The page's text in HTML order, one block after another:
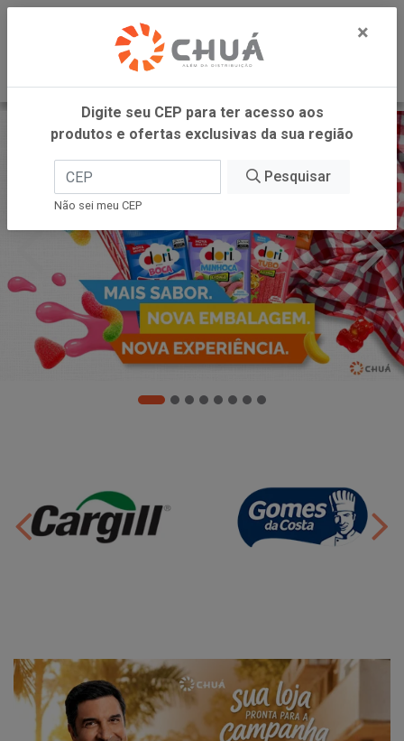
×
Digite seu CEP para ter acesso aos
produtos e ofertas exclusivas da sua região
Pesquisar
Não sei meu CEP